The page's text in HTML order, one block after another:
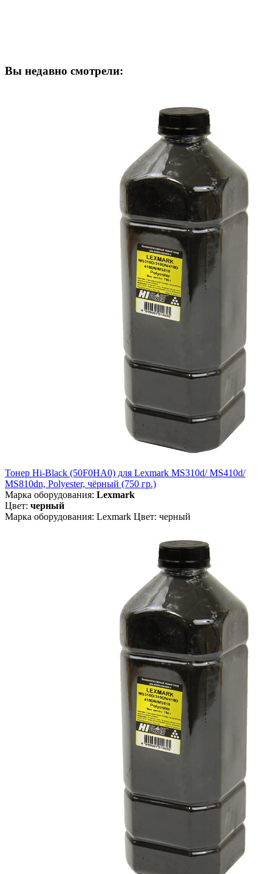
Вы недавно смотрели:
Тонер Hi-Black (50F0HA0) для Lexmark MS310d/ MS410d/
MS810dn, Polyester, чёрный (750 гр.)
Марка оборудования: Lexmark
Цвет: черный
Марка оборудования: Lexmark Цвет: черный